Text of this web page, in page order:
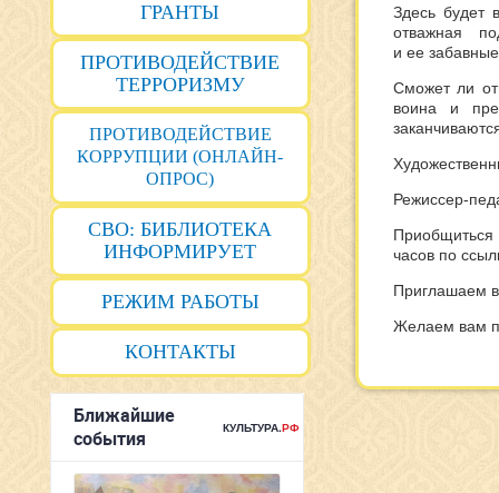
ГРАНТЫ
ПРОТИВОДЕЙСТВИЕ
ТЕРРОРИЗМУ
ПРОТИВОДЕЙСТВИЕ
КОРРУПЦИИ (ОНЛАЙН-
ОПРОС)
СВО: БИБЛИОТЕКА
ИНФОРМИРУЕТ
РЕЖИМ РАБОТЫ
КОНТАКТЫ
Здесь будет
отважная
и ее
Сможет ли
воина и
Режиссер-
Приобщиться
часов по
Приглашаем
Желаем вам